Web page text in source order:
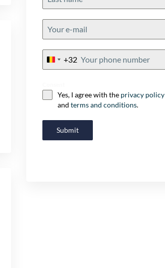
Belgium
+32
Yes, I agree with the privacy policy
and terms and conditions.
Submit